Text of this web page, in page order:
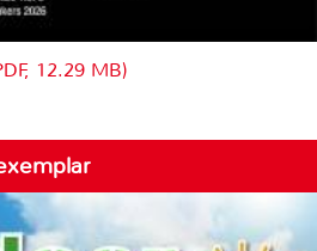
12.29 MB)